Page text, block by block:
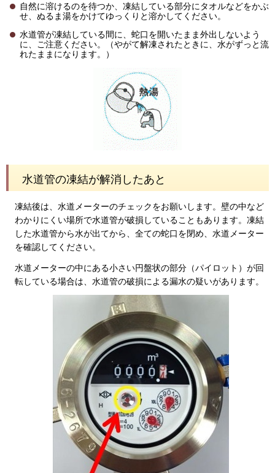
自然に溶けるのを待つか、凍結している部分にタオルなどをかぶ
せ、ぬるま湯をかけてゆっくりと溶かしてください。
水道管が凍結している間に、蛇口を開いたまま外出しないよう
に、ご注意ください。（やがて解凍されたときに、水がずっと流
れたままになります。）
水道管の凍結が解消したあと
凍結後は、水道メーターのチェックをお願いします。壁の中など
わかりにくい場所で水道管が破損していることもあります。凍結
した水道管から水が出てから、全ての蛇口を閉め、水道メーター
を確認してください。
水道メーターの中にある小さい円盤状の部分（パイロット）が回
転している場合は、水道管の破損による漏水の疑いがあります。